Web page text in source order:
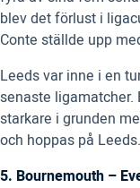
blev det förlust i
Conte ställde upp
Leeds var inne i en
senaste ligamatcher.
starkare i grunden
och hoppas på Leeds.
5. Bournemouth –